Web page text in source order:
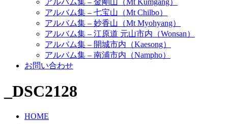
アルバム集 – 金剛山（Mt Kumgang）
アルバム集 – 七宝山（Mt Chilbo）
アルバム集 – 妙香山（Mt Myohyang）
アルバム集 – 江原道 元山市内（Wonsan）
アルバム集 – 開城市内（Kaesong）
アルバム集 – 南浦市内（Nampho）
お問い合わせ
_DSC2128
HOME